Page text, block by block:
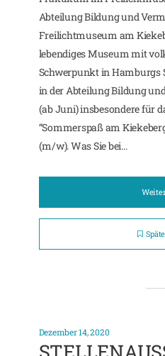
Abteilung Bildung und
Freilichtmuseum am
lebendiges Museum mit
Schwerpunkt in Hamburgs
in der Abteilung Bildung
(ab Juni) insbesondere für
“Sommerspaß am
(m/w). Was Sie bei...
Dezember 14, 2020